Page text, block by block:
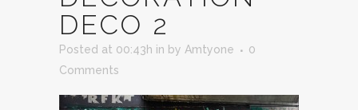
DECO 2
Posted at 00:43h in by Amtyone
0
Comments